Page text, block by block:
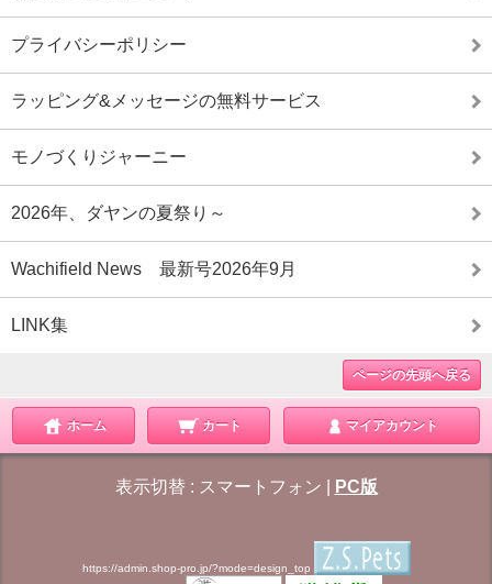
プライバシーポリシー
ラッピング&メッセージの無料サービス
モノづくりジャーニー
2026年、ダヤンの夏祭り～
Wachifield News 最新号2026年9月
LINK集
ページの先頭へ戻る
ホーム カート マイアカウント
表示切替 : スマートフォン PC版
https://admin.shop-pro.jp/?mode=design_top